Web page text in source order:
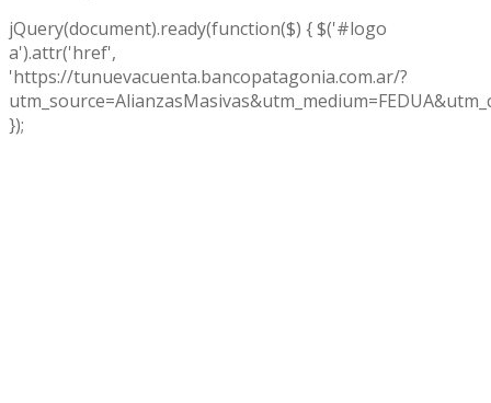
jQuery(document).ready(function($) { $('#logo
a').attr('href',
'https://tunuevacuenta.bancopatagonia.com.ar/?
});